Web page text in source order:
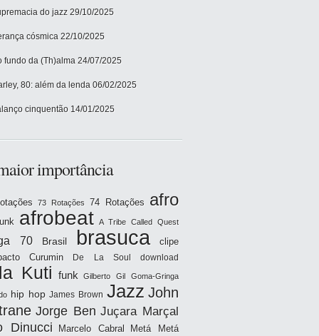
do jazz 29/10/2025
cósmica 22/10/2025
fundo da (Th)alma 24/07/2025
80: além da lenda 06/02/2025
cinquentão 14/01/2025
importância
73 Rotações 74 Rotações afro
afrobeat A Tribe Called Quest
70 Brasil brasuca
clipe
Curumin De La Soul download
Kuti funk Gilberto Gil Goma-Gringa
hip hop James Brown Jazz John
Jorge Ben Juçara Marçal
Dinucci Marcelo Cabral Metá Metá